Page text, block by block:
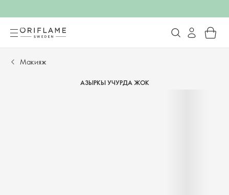
Макияж
АЗЫРКЫ УЧУРДА ЖОК